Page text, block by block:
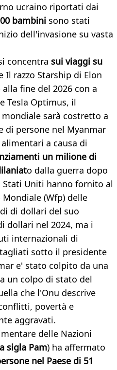
ucraino riportati dai
bambini sono stati
dell'invasione su vasta
concentra sui viaggi su
Il razzo Starship di Elon
fine del 2026 con a
Tesla Optimus, il
sarà costretto a
persone nel Myanmar
a causa di
un milione di
o dalla guerra dopo
Uniti hanno fornito al
(Wfp) delle
di dollari del suo
dollari nel 2024, ma i
internazionali di
sotto il presidente
e' stato colpito da una
un colpo di stato del
che l'Onu descrive
povertà e
aggravati.
delle Nazioni
sigla Pam) ha affermato
nel Paese di 51